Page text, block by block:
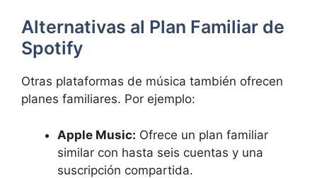
Alternativas al Plan Familiar de
Spotify
Otras plataformas de música también ofrecen
planes familiares. Por ejemplo:
Apple Music: Ofrece un plan familiar
similar con hasta seis cuentas y una
suscripción compartida.